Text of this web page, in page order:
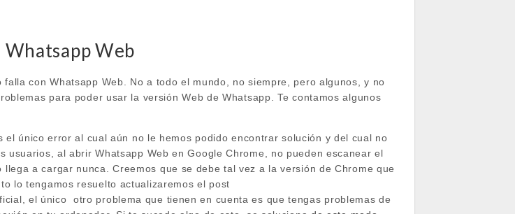
Web
con Whatsapp Web. No a todo el mundo, no siempre, pero algunos, y no
para poder usar la versión Web de Whatsapp. Te contamos algunos
el único error al cual aún no le hemos podido encontrar solución y del cual no
usuarios, al abrir Whatsapp Web en Google Chrome, no pueden escanear el
a cargar nunca. Creemos que se debe tal vez a la versión de Chrome que
lo tengamos resuelto actualizaremos el post
el único otro problema que tienen en cuenta es que tengas problemas de